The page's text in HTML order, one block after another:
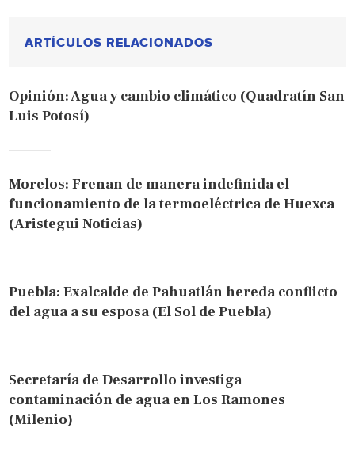
ARTÍCULOS RELACIONADOS
Opinión: Agua y cambio climático (Quadratín San
Luis Potosí)
Morelos: Frenan de manera indefinida el
funcionamiento de la termoeléctrica de Huexca
(Aristegui Noticias)
Puebla: Exalcalde de Pahuatlán hereda conflicto
del agua a su esposa (El Sol de Puebla)
Secretaría de Desarrollo investiga
contaminación de agua en Los Ramones
(Milenio)